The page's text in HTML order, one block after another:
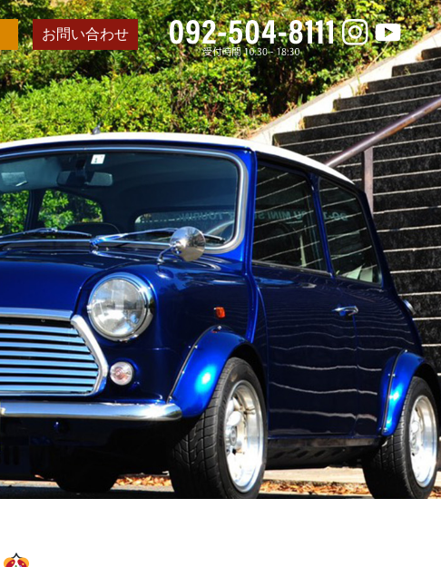
お問い合わせ